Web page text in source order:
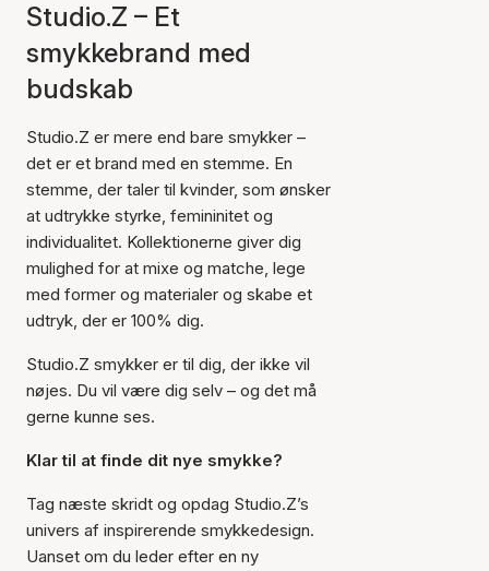
Studio.Z – Et
smykkebrand med
budskab
Studio.Z er mere end bare smykker –
det er et brand med en stemme. En
stemme, der taler til kvinder, som ønsker
at udtrykke styrke, femininitet og
individualitet. Kollektionerne giver dig
mulighed for at mixe og matche, lege
med former og materialer og skabe et
udtryk, der er 100% dig.
Studio.Z smykker er til dig, der ikke vil
nøjes. Du vil være dig selv – og det må
gerne kunne ses.
Klar til at finde dit nye smykke?
Tag næste skridt og opdag Studio.Z’s
univers af inspirerende smykkedesign.
Uanset om du leder efter en ny